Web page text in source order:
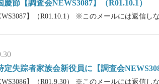
慶節【調査会NEWS3087】（R01.10.1）
】（R01.10.1） ※このメールには返信し
定失踪者家族会新役員に【調査会
】（R01.9.30） ※このメールには返信し